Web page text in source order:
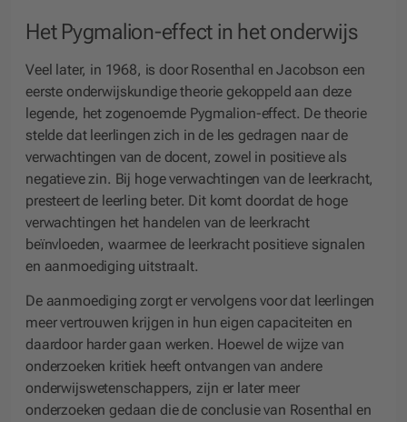
Het Pygmalion-effect in het onderwijs
Veel later, in 1968, is door Rosenthal en Jacobson een
eerste onderwijskundige theorie gekoppeld aan deze
legende, het zogenoemde Pygmalion-effect. De theorie
stelde dat leerlingen zich in de les gedragen naar de
verwachtingen van de docent, zowel in positieve als
negatieve zin. Bij hoge verwachtingen van de leerkracht,
presteert de leerling beter. Dit komt doordat de hoge
verwachtingen het handelen van de leerkracht
beïnvloeden, waarmee de leerkracht positieve signalen
en aanmoediging uitstraalt.
De aanmoediging zorgt er vervolgens voor dat leerlingen
meer vertrouwen krijgen in hun eigen capaciteiten en
daardoor harder gaan werken. Hoewel de wijze van
onderzoeken kritiek heeft ontvangen van andere
onderwijswetenschappers, zijn er later meer
onderzoeken gedaan die de conclusie van Rosenthal en